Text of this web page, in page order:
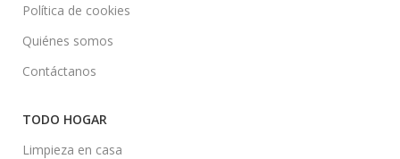
Política de cookies
Quiénes somos
Contáctanos
TODO HOGAR
Limpieza en casa